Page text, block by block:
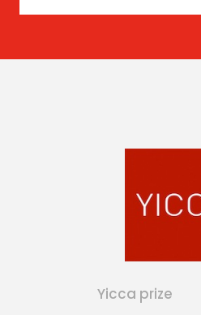
Yicca prize